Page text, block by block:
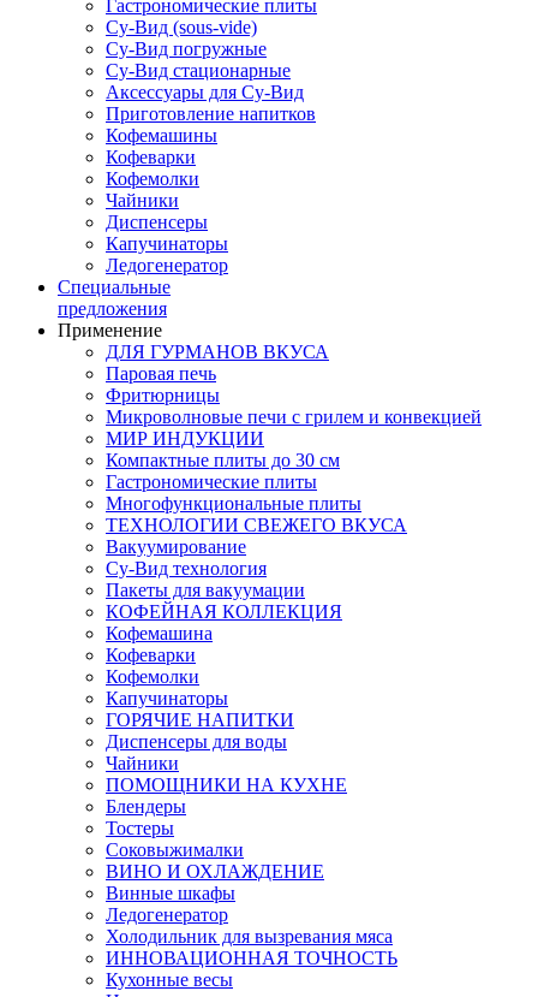
Гастрономические плиты
Су-Вид (sous-vide)
Су-Вид погружные
Су-Вид стационарные
Аксессуары для Су-Вид
Приготовление напитков
Кофемашины
Кофеварки
Кофемолки
Чайники
Диспенсеры
Капучинаторы
Ледогенератор
Специальные
предложения
Применение
ДЛЯ ГУРМАНОВ ВКУСА
Паровая печь
Фритюрницы
Микроволновые печи с грилем и конвекцией
МИР ИНДУКЦИИ
Компактные плиты до 30 см
Гастрономические плиты
Многофункциональные плиты
ТЕХНОЛОГИИ СВЕЖЕГО ВКУСА
Вакуумирование
Су-Вид технология
Пакеты для вакуумации
КОФЕЙНАЯ КОЛЛЕКЦИЯ
Кофемашина
Кофеварки
Кофемолки
Капучинаторы
ГОРЯЧИЕ НАПИТКИ
Диспенсеры для воды
Чайники
ПОМОЩНИКИ НА КУХНЕ
Блендеры
Тостеры
Соковыжималки
ВИНО И ОХЛАЖДЕНИЕ
Винные шкафы
Ледогенератор
Холодильник для вызревания мяса
ИННОВАЦИОННАЯ ТОЧНОСТЬ
Кухонные весы